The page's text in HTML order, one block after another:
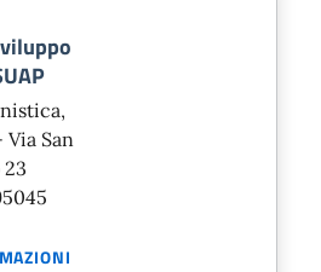
Via San